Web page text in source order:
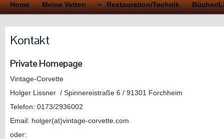
Home Meine Vetten Restauration/Technik Bücher/
Kontakt
Private Homepage
Vintage-Corvette
Holger Lissner / Spinnereistraße 6 / 91301 Forchheim
Telefon: 0173/2936002
Email: holger(at)vintage-corvette.com
oder: